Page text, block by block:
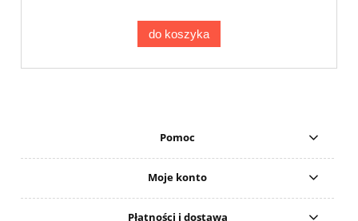
do koszyka
Pomoc
Moje konto
Płatności i dostawa